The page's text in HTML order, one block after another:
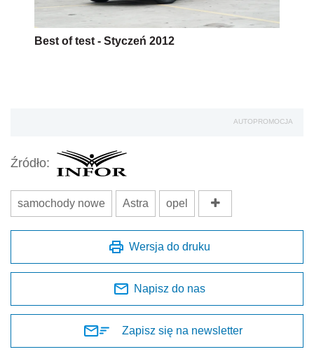
Best of test - Styczeń 2012
AUTOPROMOCJA
Źródło:
samochody nowe Astra opel
Wersja do druku
Napisz do nas
Zapisz się na newsletter